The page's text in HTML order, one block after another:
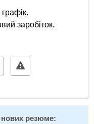
нових резюме: